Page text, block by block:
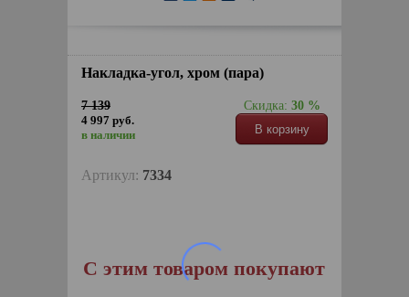
Накладка-угол, хром (пара)
7 139
4 997 руб.
в наличии
Скидка: 30 %
В корзину
Артикул: 7334
С этим товаром покупают